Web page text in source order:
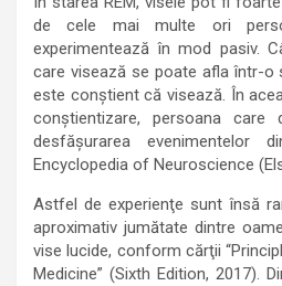
de cele mai multe ori
experimentează în mod pasiv.
care visează se poate afla într-o
este conştient că visează. În
conştientizare, persoana care
desfăşurarea evenimentelor
Encyclopedia of Neuroscience
Astfel de experienţe sunt însă
aproximativ jumătate dintre
vise lucide, conform cărţii
Medicine” (Sixth Edition, 2017).